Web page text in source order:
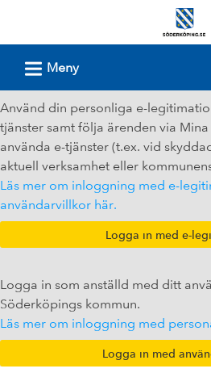
-
Söderköpings
kommun
L Meny
Använd din personliga e-
tjänster samt följa ärenden via
använda e-tjänster (t.ex. vid
aktuell verksamhet eller
Läs mer om inloggning med e-
användarvillkor här.
Logga in som anställd med ditt
Söderköpings kommun.
Läs mer om inloggning med